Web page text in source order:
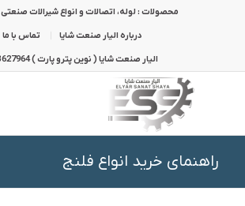
محصولات : لوله، اتصالات و انواع شیرالات صنعتی
درباره الیار صنعت شایا تماس با ما
الیار صنعت شایا ( نوین پترو پارت ) 09123627964
راهنمای خرید انواع فلنج